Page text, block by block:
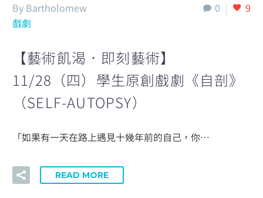
0 9
By Bartholomew
戲劇
【藝術飢渴．即刻藝術】
11/28（四）學生原創戲劇《自剖》
（SELF-AUTOPSY）
「如果有一天在路上遇見十幾年前的自己，你…
READ MORE